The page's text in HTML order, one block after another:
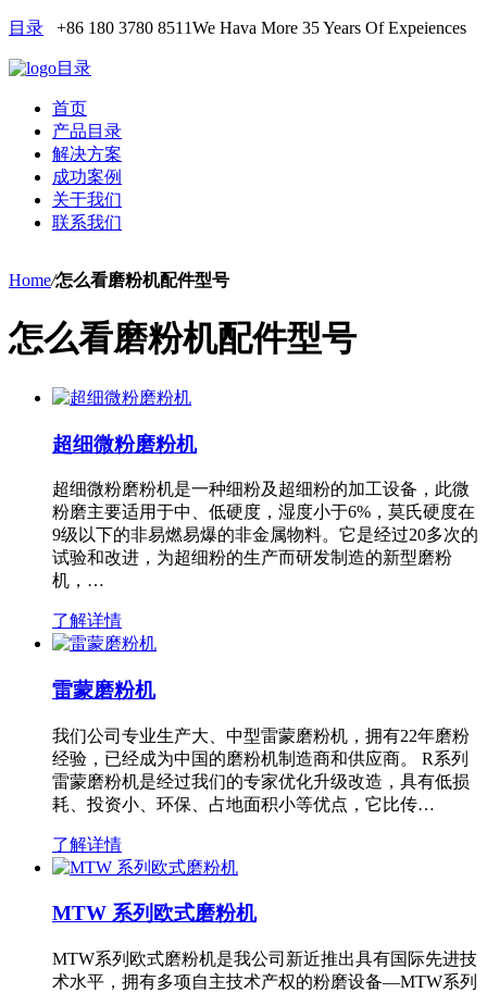
目录 +86 180 3780 8511We Hava More 35 Years Of Expeiences
目录
首页
产品目录
解决方案
成功案例
关于我们
联系我们
Home/怎么看磨粉机配件型号
怎么看磨粉机配件型号
超细微粉磨粉机
超细微粉磨粉机是一种细粉及超细粉的加工设备，此微
粉磨主要适用于中、低硬度，湿度小于6%，莫氏硬度在
9级以下的非易燃易爆的非金属物料。它是经过20多次的
试验和改进，为超细粉的生产而研发制造的新型磨粉
机，…
了解详情
雷蒙磨粉机
我们公司专业生产大、中型雷蒙磨粉机，拥有22年磨粉
经验，已经成为中国的磨粉机制造商和供应商。 R系列
雷蒙磨粉机是经过我们的专家优化升级改造，具有低损
耗、投资小、环保、占地面积小等优点，它比传…
了解详情
MTW 系列欧式磨粉机
MTW系列欧式磨粉机是我公司新近推出具有国际先进技
术水平，拥有多项自主技术产权的粉磨设备—MTW系列